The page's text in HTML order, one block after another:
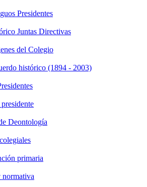
Presidentes
Juntas Directivas
del Colegio
histórico (1894 - 2003)
Deontología
primaria
normativa